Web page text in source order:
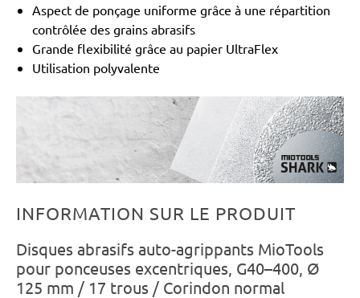
Aspect de ponçage uniforme grâce à une répartition
contrôlée des grains abrasifs
Grande flexibilité grâce au papier UltraFlex
Utilisation polyvalente
INFORMATION SUR LE PRODUIT
Disques abrasifs auto-agrippants MioTools
pour ponceuses excentriques, G40–400, Ø
125 mm / 17 trous / Corindon normal